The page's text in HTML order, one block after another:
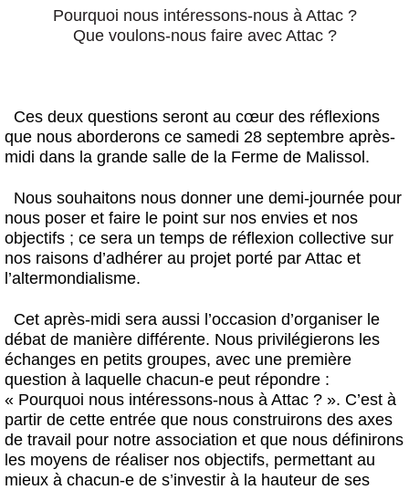
Pourquoi nous intéressons-nous à Attac ?
Que voulons-nous faire avec Attac ?
Ces deux questions seront au cœur des réflexions
que nous aborderons ce samedi 28 septembre après-
midi dans la grande salle de la Ferme de Malissol.
Nous souhaitons nous donner une demi-journée pour
nous poser et faire le point sur nos envies et nos
objectifs ; ce sera un temps de réflexion collective sur
nos raisons d’adhérer au projet porté par Attac et
l’altermondialisme.
Cet après-midi sera aussi l’occasion d’organiser le
débat de manière différente. Nous privilégierons les
échanges en petits groupes, avec une première
question à laquelle chacun-e peut répondre :
« Pourquoi nous intéressons-nous à Attac ? ». C’est à
partir de cette entrée que nous construirons des axes
de travail pour notre association et que nous définirons
les moyens de réaliser nos objectifs, permettant au
mieux à chacun-e de s’investir à la hauteur de ses